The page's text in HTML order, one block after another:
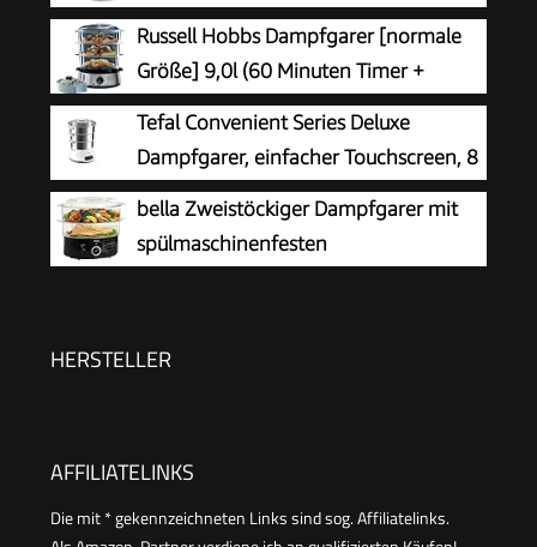
Dampfgaren, Pürieren, Auftauen,
Aufwärmen, spülmaschinenfest, Modell
SCF883/01
Russell Hobbs Dampfgarer [normale
Größe] 9,0l (60 Minuten Timer +
Abschaltautomatik, 3
spülmaschinengeeignete Dampfgarbehälter +
Reisschale/Reiskocher + 6 Eierhalter/Eierkocher,
BPA-frei) 19270-56
Tefal Convenient Series Deluxe
Dampfgarer, einfacher Touchscreen, 8
Programme, Garen auf 3 Ebenen,
Behälter aus Edelstahl, langlebige Qualität,
gesunde Zubereitung, Edelstahl/weiß, VC502D
bella Zweistöckiger Dampfgarer mit
spülmaschinenfesten
schnelles,gleichzeitiges Garen-automatische
HERSTELLER
AFFILIATELINKS
Die mit * gekennzeichneten Links sind sog. Affiliatelinks.